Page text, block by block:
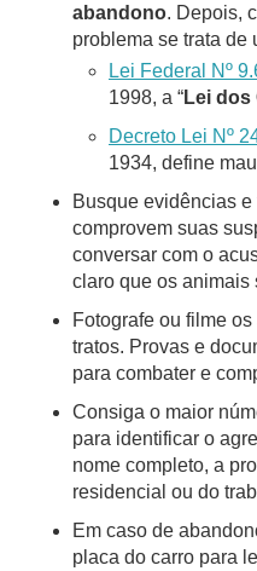
abandono. Depois,
problema se trata de
Lei Federal Nº
1998, a “Lei dos
Decreto Lei Nº
1934, define
Busque evidências
comprovem suas
conversar com o
claro que os animais
Fotografe ou filme
tratos. Provas e
para combater e
Consiga o maior
para identificar o
nome completo, a
residencial ou do
Em caso de
placa do carro para